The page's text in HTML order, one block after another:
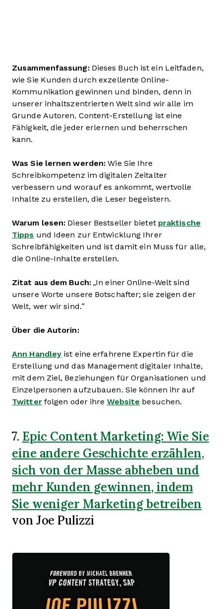
Zusammenfassung:Dieses Buch ist ein Leitfaden,
wie Sie Kunden durch exzellente Online-
Kommunikation gewinnen und binden, denn in
unserer inhaltszentrierten Welt sind wir alle im
Grunde Autoren. Content-Erstellung ist eine
Fähigkeit, die jeder erlernen und beherrschen
kann.
Was Sie lernen werden: Wie Sie Ihre
Schreibkompetenz im digitalen Zeitalter
verbessern und worauf es ankommt, wertvolle
Inhalte zu erstellen, die Leser begeistern.
Warum lesen: Dieser Bestseller bietet praktische
Tipps und Ideen zur Entwicklung Ihrer
Schreibfähigkeiten und ist damit ein Muss für alle,
die Online-Inhalte erstellen.
Zitat aus dem Buch:„In einer Online-Welt sind
unsere Worte unsere Botschafter; sie zeigen der
Welt, wer wir sind.“
Über die Autorin:
Ann Handley ist eine erfahrene Expertin für die
Erstellung und das Management digitaler Inhalte,
mit dem Ziel, Beziehungen für Organisationen und
Einzelpersonen aufzubauen. Sie können ihr auf
Twitterfolgen oder ihre Website besuchen.
7. Epic Content Marketing: Wie Sie
eine andere Geschichte erzählen,
sich von der Masse abheben und
mehr Kunden gewinnen, indem
Sie weniger Marketing betreiben
von Joe Pulizzi